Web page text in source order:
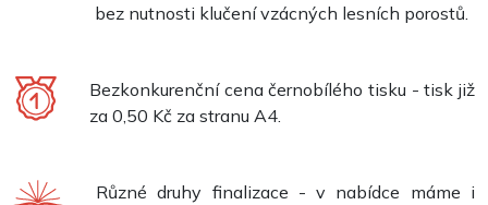
bez nutnosti klučení vzácných lesních porostů.
Bezkonkurenční cena černobílého tisku - tisk již
za 0,50 Kč za stranu A4.
Různé druhy finalizace - v nabídce máme i